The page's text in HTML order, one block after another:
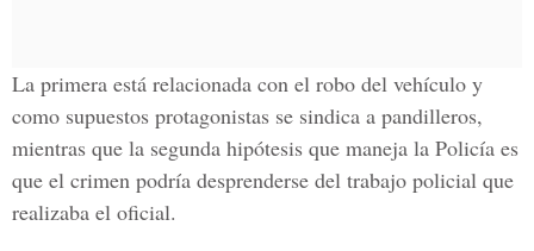
La primera está relacionada con el robo del vehículo y
como supuestos protagonistas se sindica a pandilleros,
mientras que la segunda hipótesis que maneja la Policía es
que el crimen podría desprenderse del trabajo policial que
realizaba el oficial.